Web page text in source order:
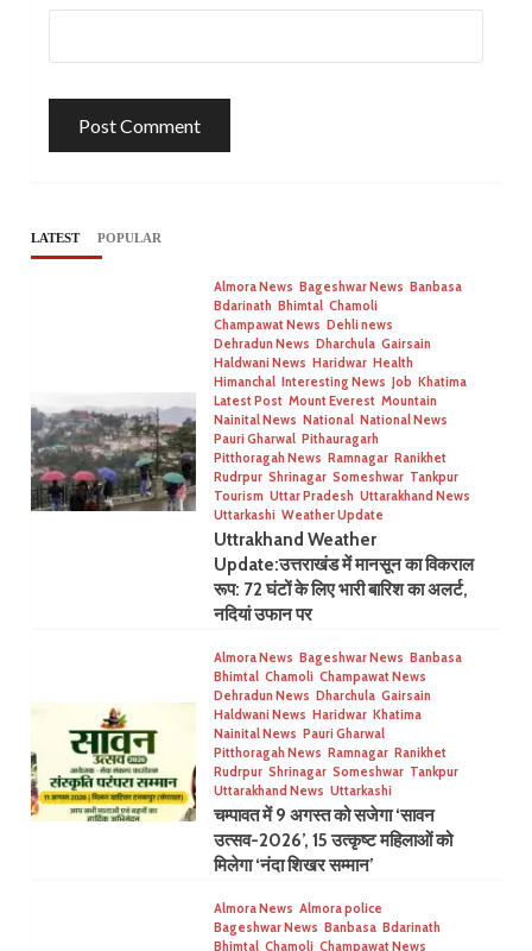
LATEST POPULAR
Almora News Bageshwar News Banbasa
Bdarinath Bhimtal Chamoli
Champawat News Dehli news
Dehradun News Dharchula Gairsain
Haldwani News Haridwar Health
Himanchal Interesting News Job Khatima
Latest Post Mount Everest Mountain
Nainital News National National News
Pauri Gharwal Pithauragarh
Pitthoragah News Ramnagar Ranikhet
Rudrpur Shrinagar Someshwar Tankpur
Tourism Uttar Pradesh Uttarakhand News
Uttarkashi Weather Update
Uttrakhand Weather
Update:उत्तराखंड में मानसून का विकराल
रूप: 72 घंटों के लिए भारी बारिश का अलर्ट,
नदियां उफान पर
Almora News Bageshwar News Banbasa
Bhimtal Chamoli Champawat News
Dehradun News Dharchula Gairsain
Haldwani News Haridwar Khatima
Nainital News Pauri Gharwal
Pitthoragah News Ramnagar Ranikhet
Rudrpur Shrinagar Someshwar Tankpur
Uttarakhand News Uttarkashi
चम्पावत में 9 अगस्त को सजेगा ‘सावन
उत्सव-2026’, 15 उत्कृष्ट महिलाओं को
मिलेगा ‘नंदा शिखर सम्मान’
Almora News Almora police
Bageshwar News Banbasa Bdarinath
Bhimtal Chamoli Champawat News